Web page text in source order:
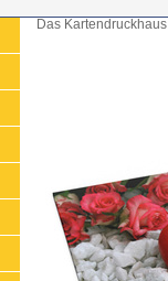
Das Kartendruckhaus